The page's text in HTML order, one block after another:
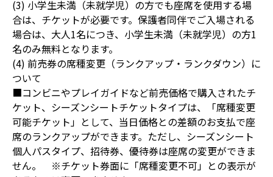
(3) 小学生未満（未就学児）の方でも座席を使用する場
合は、チケットが必要です。保護者同伴でご入場される
場合は、大人1名につき、小学生未満（未就学児）の方1
名のみ無料となります。
(4) 前売券の席種変更（ランクアップ・ランクダウン）に
ついて
■コンビニやプレイガイドなど前売価格で購入されたチ
ケット、シーズンシートチケットタイプは、「席種変更
可能チケット」として、当日価格との差額のお支払で座
席のランクアップができます。ただし、シーズンシート
個人パスタイプ、招待券、優待券は座席の変更ができま
せん。 ※チケット券面に「席種変更不可」との表示が